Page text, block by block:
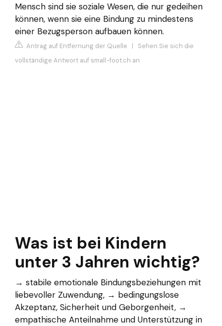
Mensch sind sie soziale Wesen, die nur gedeihen
können, wenn sie eine Bindung zu mindestens
einer Bezugsperson aufbauen können.
Antrag auf Entfernung der Quelle | Sehen Sie sich die
vollständige Antwort auf small-foot.ch an
Was ist bei Kindern
unter 3 Jahren wichtig?
→ stabile emotionale Bindungsbeziehungen mit
liebevoller Zuwendung, → bedingungslose
Akzeptanz, Sicherheit und Geborgenheit, →
empathische Anteilnahme und Unterstützung in